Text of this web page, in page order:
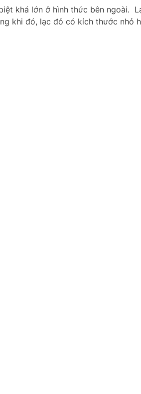
khá lớn ở hình thức bên ngoài.
khi đó, lạc đỏ có kích thước nhỏ